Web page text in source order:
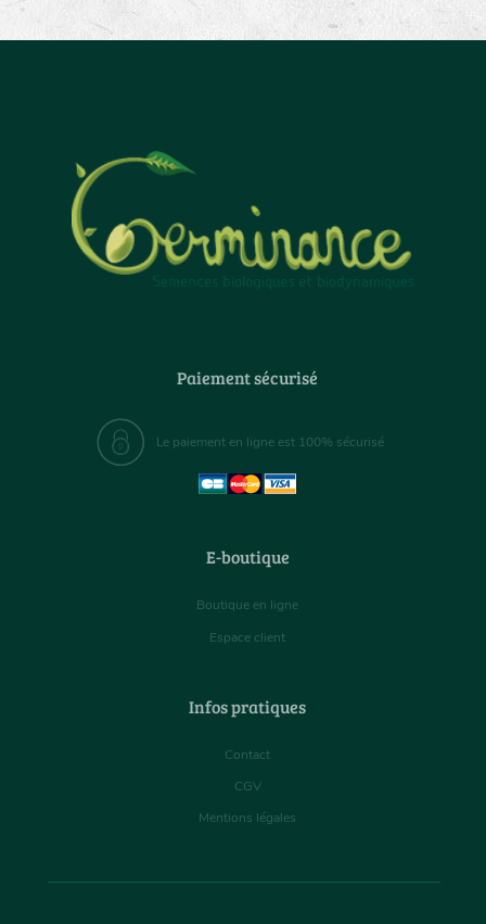
Paiement sécurisé
Le paiement en ligne est 100% sécurisé
E-boutique
Boutique en ligne
Espace client
Infos pratiques
Contact
CGV
Mentions légales